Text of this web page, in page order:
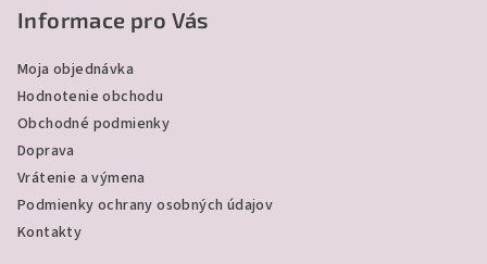
Informace pro Vás
Moja objednávka
Hodnotenie obchodu
Obchodné podmienky
Doprava
Vrátenie a výmena
Podmienky ochrany osobných údajov
Kontakty